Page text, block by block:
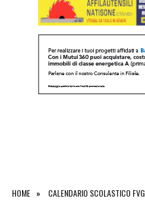
HOME CALENDARIO SCOLASTICO FVG